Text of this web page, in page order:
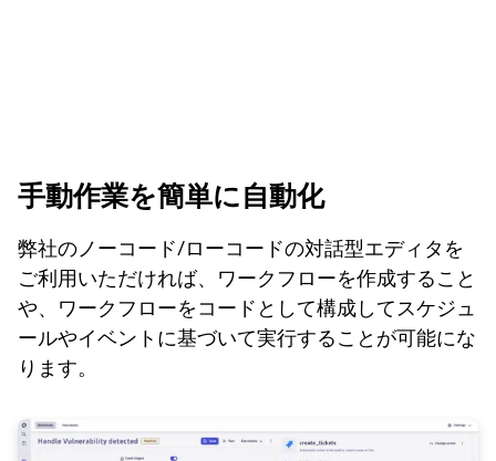
手動作業を簡単に自動化
弊社のノーコード/ローコードの対話型エディタを
ご利用いただければ、ワークフローを作成すること
や、ワークフローをコードとして構成してスケジュ
ールやイベントに基づいて実行することが可能にな
ります。